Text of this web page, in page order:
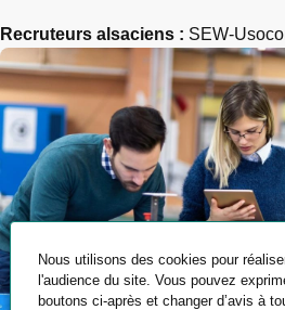
Recruteurs alsaciens : SEW-
Nous utilisons des cookies pour
l'audience du site. Vous pouvez
boutons ci-après et changer d’avis à